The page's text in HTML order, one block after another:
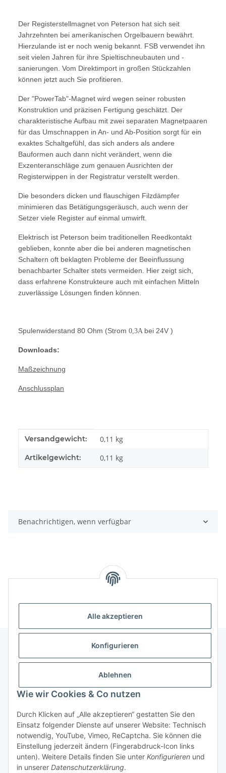
Alle akzeptieren
Konfigurieren
Ablehnen
Wie wir Cookies & Co nutzen
Durch Klicken auf „Alle akzeptieren“ gestatten Sie den
Einsatz folgender Dienste auf unserer Website: Technisch
notwendig, YouTube, Vimeo, ReCaptcha. Sie können die
Einstellung jederzeit ändern (Fingerabdruck-Icon links
unten). Weitere Details finden Sie unter Konfigurieren und
in unserer Datenschutzerklärung.
Der Registerstellmagnet von Peterson hat sich seit
Jahrzehnten bei amerikanischen Orgelbauern bewährt.
Hierzulande ist er noch wenig bekannt. FSB verwendet ihn
seit vielen Jahren für ihre Spieltischneubauten und -
sanierungen. Vom Direktimport in großen Stückzahlen
können jetzt auch Sie profitieren.
Der "PowerTab"-Magnet wird wegen seiner robusten
Konstruktion und präzisen Fertigung geschätzt. Der
charakteristische Aufbau mit zwei separaten Magnetpaaren
für das Umschnappen in An- und Ab-Position sorgt für ein
exaktes Schaltgefühl, das sich anders als andere
Bauformen auch dann nicht verändert, wenn die
Exzenteranschläge zum genauen Ausrichten der
Registerwippen in der Registratur verstellt werden.
Die besonders dicken und flauschigen Filzdämpfer
minimieren das Betätigungsgeräusch, auch wenn der
Setzer viele Register auf einmal umwirft.
Elektrisch ist Peterson beim traditionellen Reedkontakt
geblieben, konnte aber die bei anderen magnetischen
Schaltern oft beklagten Probleme der Beeinflussung
benachbarter Schalter stets vermeiden. Hier zeigt sich,
dass erfahrene Konstrukteure auch mit einfachen Mitteln
zuverlässige Lösungen finden können.
Spulenwiderstand 80 Ohm (Strom 0,3A bei 24V )
Downloads:
Maßzeichnung
Anschlussplan
Produkteigenschaft
Wert
Versandgewicht: 0,11 kg
Artikelgewicht: 0,11 kg
Benachrichtigen, wenn verfügbar
Informationen
Gesetzliche Informationen
Copyright
Alle Fotos und Inhalte
@2022-2026 Techscape e.K.
* Alle Preise zzgl. gesetzlicher USt., zzgl.Versand